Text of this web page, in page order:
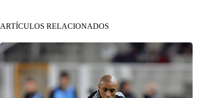
ARTÍCULOS RELACIONADOS